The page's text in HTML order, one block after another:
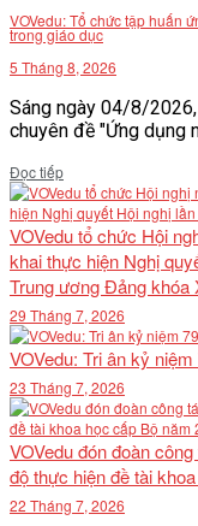
VOVedu: Tổ chức tập huấn
trong giáo dục
5 Tháng 8, 2026
Sáng ngày 04/8/
chuyên đề "Ứng dụng
Đọc tiếpDetails
VOVedu tổ chức Hội
khai thực hiện Nghị
Trung ương Đảng khóa
29 Tháng 7, 2026
VOVedu: Tri ân kỷ
23 Tháng 7, 2026
VOVedu đón đoàn
độ thực hiện đề tài
22 Tháng 7, 2026